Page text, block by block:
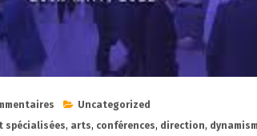
Uncategorized
spécialisées, arts, conférences, direction,